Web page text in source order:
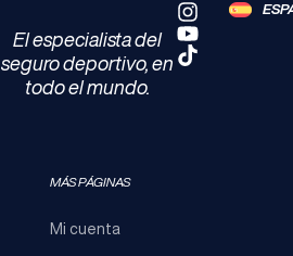
El especialista del
seguro deportivo, en
todo el mundo.
MÁS PÁGINAS
Mi cuenta